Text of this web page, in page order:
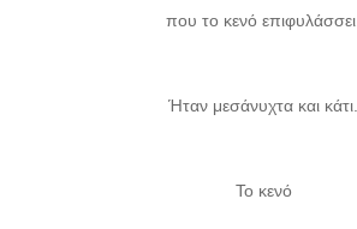
που το κενό επιφυλάσσει.
Ήταν μεσάνυχτα και κάτι.
Το κενό